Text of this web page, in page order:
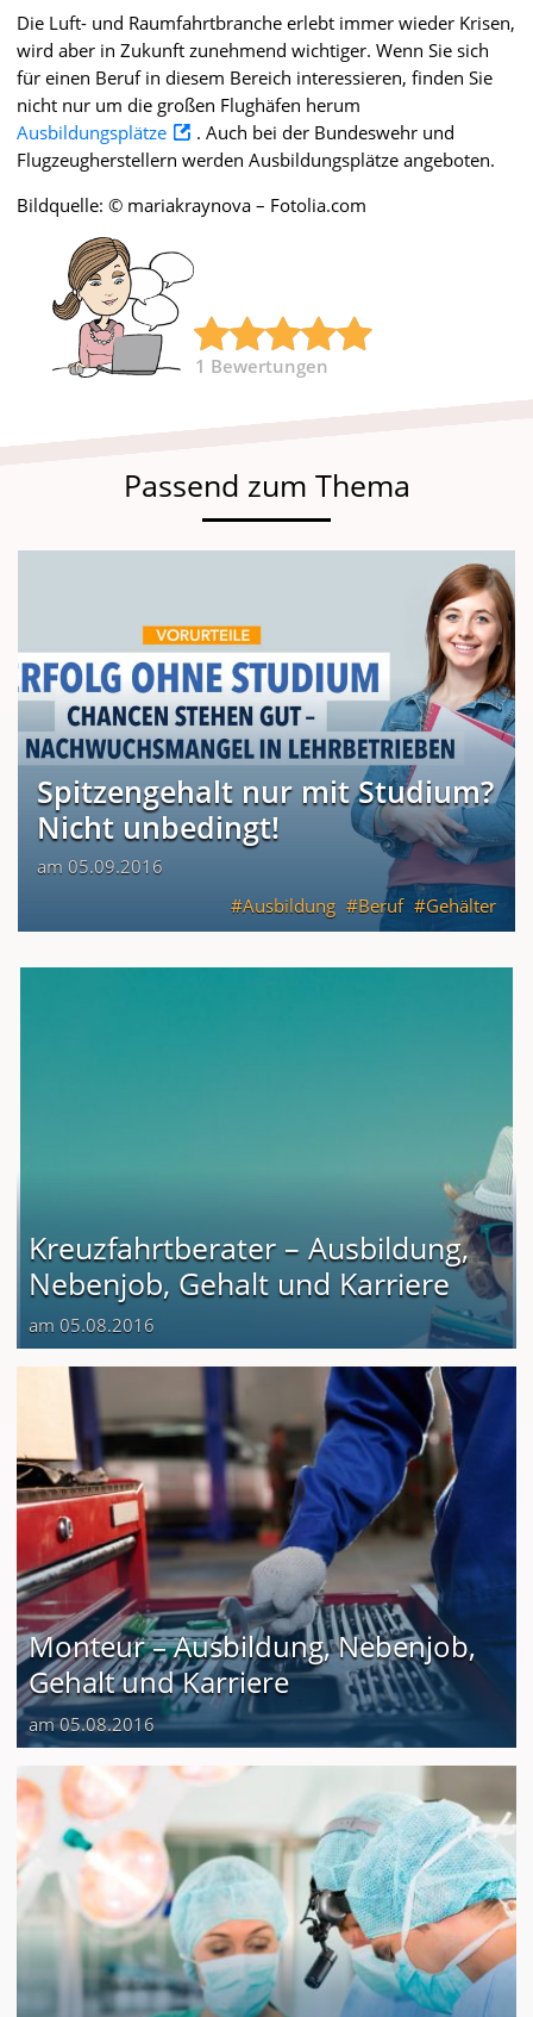
Die Luft- und Raumfahrtbranche erlebt immer wieder Krisen,
wird aber in Zukunft zunehmend wichtiger. Wenn Sie sich
für einen Beruf in diesem Bereich interessieren, finden Sie
nicht nur um die großen Flughäfen herum
Ausbildungsplätze
. Auch bei der Bundeswehr und
Flugzeugherstellern werden Ausbildungsplätze angeboten.
Bildquelle: © mariakraynova – Fotolia.com
1 Bewertungen
Passend zum Thema
Spitzengehalt nur mit Studium?
Nicht unbedingt!
am 05.09.2016
Ausbildung
Beruf Gehälter
Kreuzfahrtberater – Ausbildung,
Nebenjob, Gehalt und Karriere
am 05.08.2016
Monteur – Ausbildung, Nebenjob,
Gehalt und Karriere
am 05.08.2016